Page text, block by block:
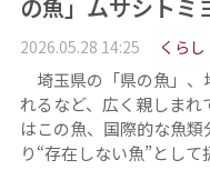
の魚」ムサシトミ
2026.05.28 14:25 くらし
埼玉県の「県の魚」、
れるなど、広く親しま
はこの魚、国際的な魚
り“存在しない魚”とし